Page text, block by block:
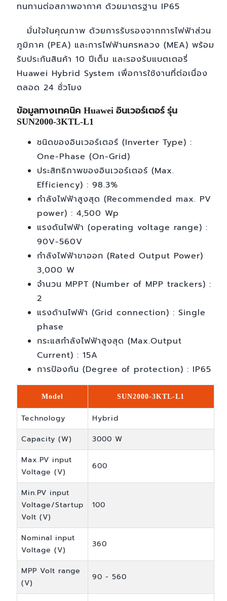
ทนทานต่อสภาพอากาศ ด้วยมาตรฐาน IP65
มั่นใจในคุณภาพ ด้วยการรับรองจากการไฟฟ้าส่วน
ภูมิภาค (PEA) และการไฟฟ้านครหลวง (MEA) พร้อม
รับประกันสินค้า 10 ปีเต็ม และรองรับแบตเตอรี่
Huawei Hybrid System เพื่อการใช้งานที่ต่อเนื่อง
ตลอด 24 ชั่วโมง
ข้อมูลทางเทคนิค Huawei อินเวอร์เตอร์ รุ่น
SUN2000-3KTL-L1
ชนิดของอินเวอร์เตอร์ (Inverter Type) :
One-Phase (On-Grid)
ประสิทธิภาพของอินเวอร์เตอร์ (Max.
Efficiency) : 98.3%
กำลังไฟฟ้าสูงสุด (Recommended max. PV
power) : 4,500 Wp
แรงดันไฟฟ้า (operating voltage range) :
90V-560V
กำลังไฟฟ้าขาออก (Rated Output Power)
3,000 W
จำนวน MPPT (Number of MPP trackers) :
2
แรงด้านไฟฟ้า (Grid connection) : Single
phase
กระแสกำลังไฟฟ้าสูงสุด (Max.Output
Current) : 15A
การป้องกัน (Degree of protection) : IP65
Model SUN2000-3KTL-L1
Technology
Hybrid
Capacity (W)
3000 W
Max.PV input
Voltage (V)
600
Min.PV input
Voltage/Startup
Volt (V)
100
Nominal input
Voltage (V)
360
MPP Volt range
(V)
90 - 560